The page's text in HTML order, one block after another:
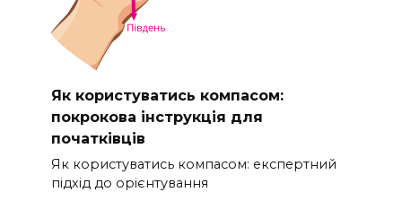
Як користуватись компасом:
покрокова інструкція для
початківців
Як користуватись компасом: експертний
підхід до орієнтування